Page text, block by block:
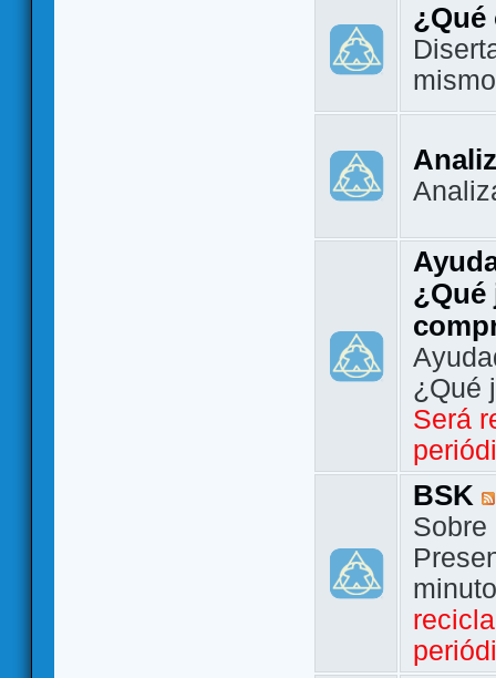
¿Qué
¿Qué
¿Qué
Será
BSK
Sobre